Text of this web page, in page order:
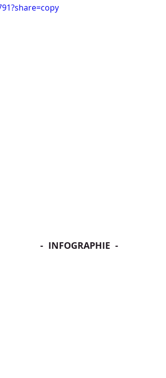
-  INFOGRAPHIE  -